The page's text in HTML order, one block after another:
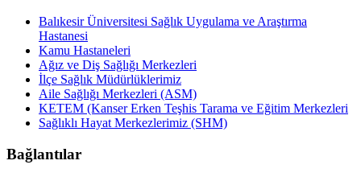
Balıkesir Üniversitesi Sağlık Uygulama ve Araştırma
Hastanesi
Kamu Hastaneleri
Ağız ve Diş Sağlığı Merkezleri
İlçe Sağlık Müdürlüklerimiz
Aile Sağlığı Merkezleri (ASM)
KETEM (Kanser Erken Teşhis Tarama ve Eğitim Merkezleri
Sağlıklı Hayat Merkezlerimiz (SHM)
Bağlantılar